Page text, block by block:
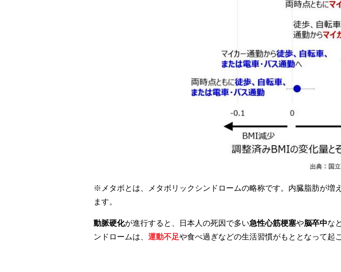
※メタボとは、メタボリックシンドロームの略称です。内臓脂肪が増
ます。
動脈硬化が進行すると、日本人の死因で多い急性心筋梗塞や脳卒中な
ンドロームは、 運動不足や食べ過ぎなどの生活習慣がもととなって起